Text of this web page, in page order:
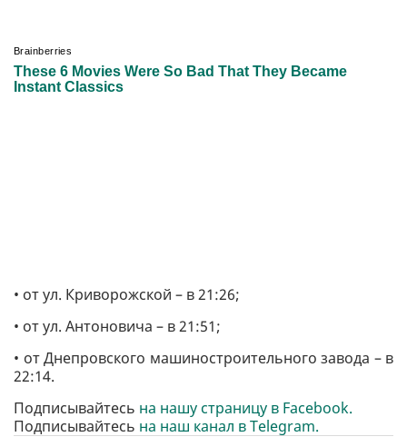
• от ул. Криворожской – в 21:26;
• от ул. Антоновича – в 21:51;
• от Днепровского машиностроительного завода – в
22:14.
Подписывайтесь на нашу страницу в Facebook.
Подписывайтесь на наш канал в Telegram.